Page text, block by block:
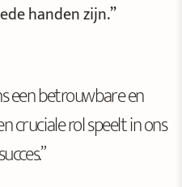
handen zijn.”
een betrouwbare en
cruciale rol speelt in ons